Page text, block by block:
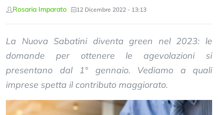
Rosaria Imparato 12 Dicembre 2022 - 13:13
La Nuova Sabatini diventa green nel 2023: le
domande per ottenere le agevolazioni si
presentano dal 1° gennaio. Vediamo a quali
imprese spetta il contributo maggiorato.